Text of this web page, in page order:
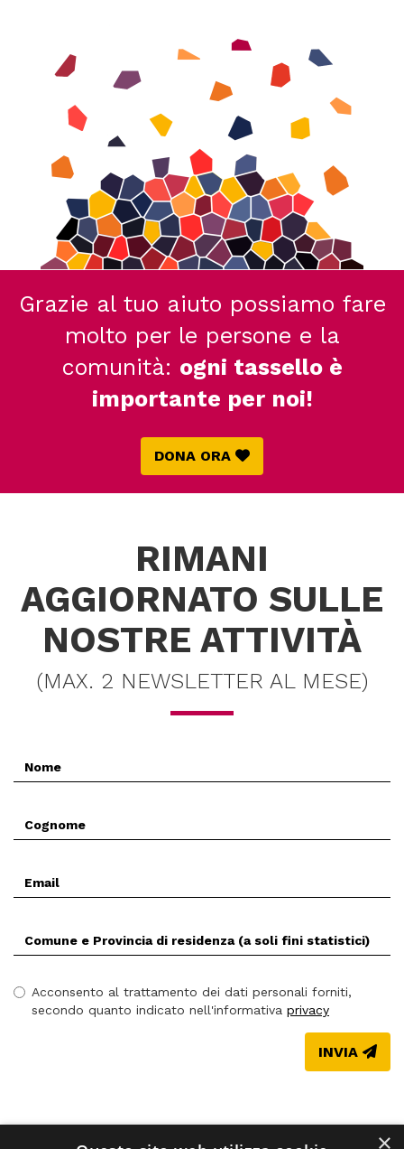
Grazie al tuo aiuto possiamo fare
molto per le persone e la
comunità: ogni tassello è
importante per noi!
DONA ORA
RIMANI
AGGIORNATO SULLE
NOSTRE ATTIVITÀ
(MAX. 2 NEWSLETTER AL MESE)
Nome
*
Cognome
*
Email
*
Comune
(Prov.)
residenza
Acconsento al trattamento dei dati personali forniti,
secondo quanto indicato nell'informativa privacy
INVIA
×